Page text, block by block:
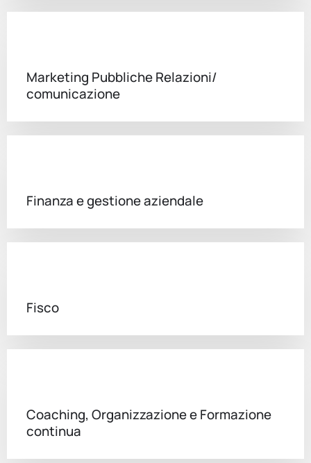
Marketing Pubbliche Relazioni/
comunicazione
Finanza e gestione aziendale
Fisco
Coaching, Organizzazione e Formazione
continua